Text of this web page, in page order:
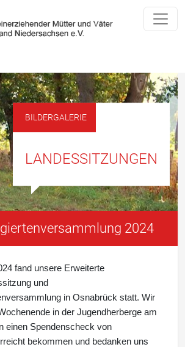
BILDERGALERIE
LANDESSITZUNGEN
2024
fand unsere Erweiterte
und
in Osnabrück statt. Wir
in der Jugendherberge am
einen Spendenscheck von
bekommen und bedanken uns